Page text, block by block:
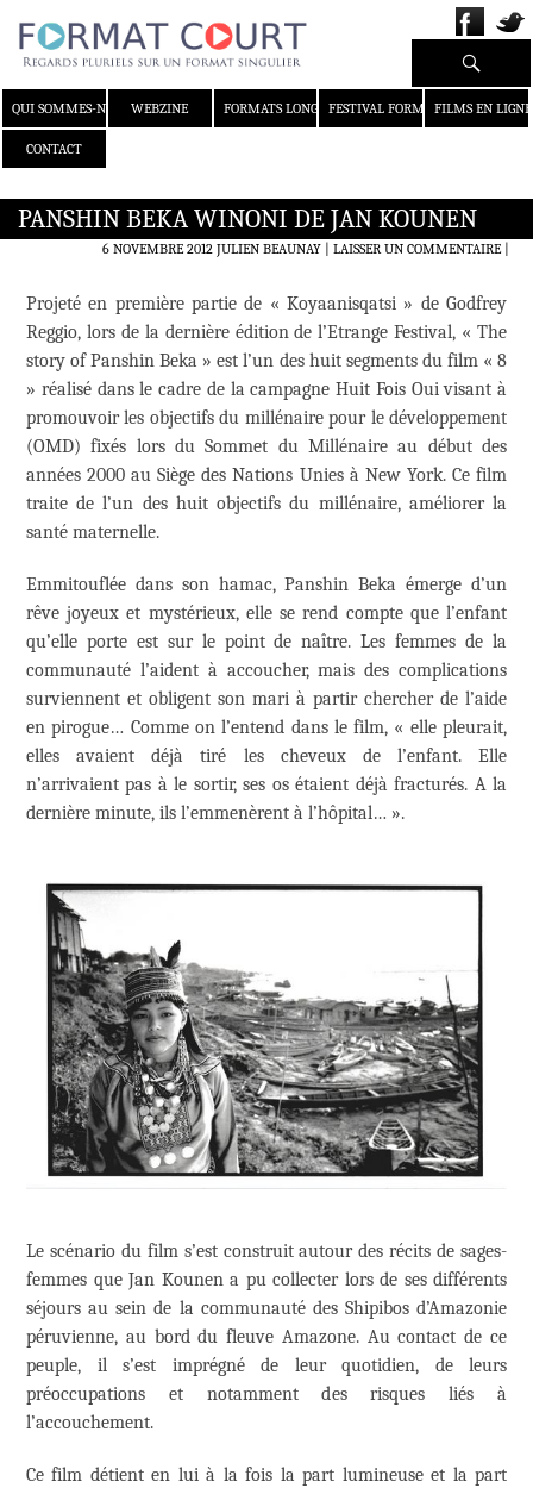
QUI SOMMES-NOUS ?WEBZINE FORMATS LONGS FESTIVAL FORMAT COURT
FILMS EN LIGNE
CONTACT
Recherche
PANSHIN BEKA WINONI DE JAN KOUNEN
6 NOVEMBRE 2012 JULIEN BEAUNAY LAISSER UN COMMENTAIRE|
Projeté en première partie de « Koyaanisqatsi » de Godfrey
Reggio, lors de la dernière édition de l’Etrange Festival, « The
story of Panshin Beka » est l’un des huit segments du film « 8
» réalisé dans le cadre de la campagne Huit Fois Oui visant à
promouvoir les objectifs du millénaire pour le développement
(OMD) fixés lors du Sommet du Millénaire au début des
années 2000 au Siège des Nations Unies à New York. Ce film
traite de l’un des huit objectifs du millénaire, améliorer la
santé maternelle.
Emmitouflée dans son hamac, Panshin Beka émerge d’un
rêve joyeux et mystérieux, elle se rend compte que l’enfant
qu’elle porte est sur le point de naître. Les femmes de la
communauté l’aident à accoucher, mais des complications
surviennent et obligent son mari à partir chercher de l’aide
en pirogue… Comme on l’entend dans le film, « elle pleurait,
elles avaient déjà tiré les cheveux de l’enfant. Elle
n’arrivaient pas à le sortir, ses os étaient déjà fracturés. A la
dernière minute, ils l’emmenèrent à l’hôpital… ».
Le scénario du film s’est construit autour des récits de sages-
femmes que Jan Kounen a pu collecter lors de ses différents
séjours au sein de la communauté des Shipibos d’Amazonie
péruvienne, au bord du fleuve Amazone. Au contact de ce
peuple, il s’est imprégné de leur quotidien, de leurs
préoccupations et notamment des risques liés à
l’accouchement.
Ce film détient en lui à la fois la part lumineuse et la part